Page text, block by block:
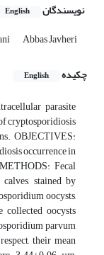
نویسندگان English
Abbas Javheri
چکیده
English
parasite
cryptosporidiosis
OBJECTIVES:
occurrence in
Fecal
stained by
oocysts,
oocysts
parvum
their mean